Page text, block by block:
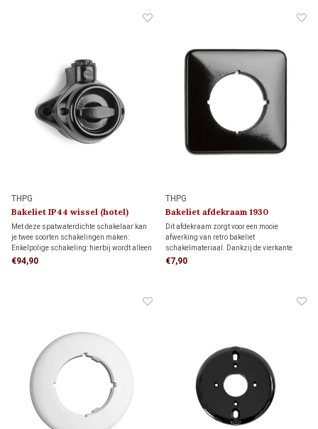
THPG
Bakeliet IP44 wissel (hotel)
schakelaar 1940
Met deze spatwaterdichte schakelaar kan
je twee soorten schakelingen maken:
Enkelpolige schakeling: hierbij wordt alleen
de stroomvoerende draad onderbroken.
€94,90
THPG
Bakeliet afdekraam 1930
Dit afdekraam zorgt voor een mooie
afwerking van retro bakeliet
schakelmateriaal. Dankzij de vierkante
vorm biedt het meer dekking rondom de
€7,90